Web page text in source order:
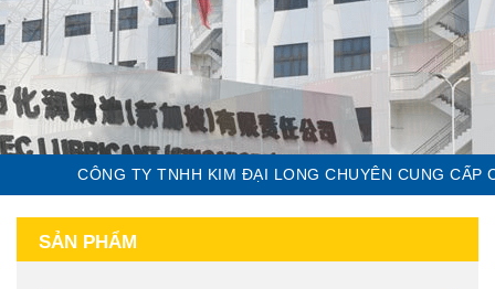
CÔNG TY TNHH KIM ĐẠI LONG CHUYÊN CUNG CẤP CÁC
SẢN PHẨM